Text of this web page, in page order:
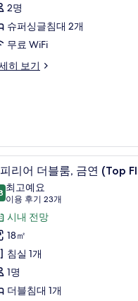
2명
슈퍼싱글침대 2개
무료 WiFi
히 보기
털 이불, 책상, 노트북 작업 공간
11리어 더블룸, 금연 (Top
점 만점 중 10점
최고예요
이용 후기 23개
(이
용
후
기
23
개)
시내 전망
18㎡
침실 1개
1명
더블침대 1개